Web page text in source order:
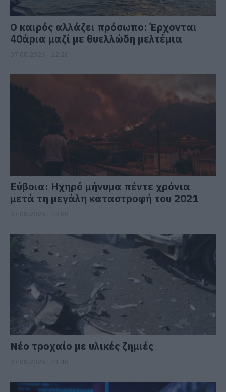
Ο καιρός αλλάζει πρόσωπο: Έρχονται
40άρια μαζί με θυελλώδη μελτέμια
Εύβοια: Ηχηρό μήνυμα πέντε χρόνια
μετά τη μεγάλη καταστροφή του 2021
Νέο τροχαίο με υλικές ζημιές